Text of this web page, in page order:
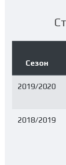
Сезон
2019/2020
2018/2019